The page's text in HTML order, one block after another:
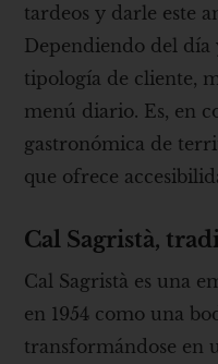
tardeos y darle este
Dependiendo del día
tipología de cliente,
menú diario. Es, en
gastronómica de
que ofrece
Cal Sagristà,
Cal Sagristà es una
en 1954 como una
transformándose en